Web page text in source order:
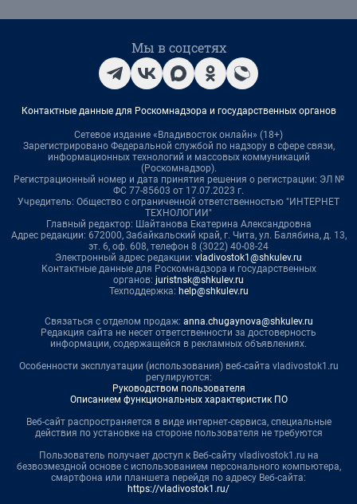
Мы в соцсетях
Контактные данные для Роскомнадзора и государственных органов
Сетевое издание «Владивосток онлайн» (18+)
Зарегистрировано Федеральной службой по надзору в сфере связи,
информационных технологий и массовых коммуникаций
(Роскомнадзор).
Регистрационный номер и дата принятия решения о регистрации: ЭЛ №
ФС 77-85603 от 17.07.2023 г.
Учредитель: Общество с ограниченной ответственностью "ИНТЕРНЕТ
ТЕХНОЛОГИИ"
Главный редактор: Шайтанова Екатерина Александровна
Адрес редакции: 672000, Забайкальский край, г. Чита, ул. Балябина, д. 13,
эт. 6, оф. 608, телефон 8 (3022) 40-08-24
Электронный адрес редакции: vladivostok1@shkulev.ru
Контактные данные для Роскомнадзора и государственных
органов: juristnsk@shkulev.ru
Техподдержка: help@shkulev.ru
Связаться с отделом продаж: anna.chugaynova@shkulev.ru
Редакция сайта не несет ответственности за достоверность
информации, содержащейся в рекламных объявлениях.
Особенности эксплуатации (использования) веб-сайта vladivostok1.ru
регулируются:
Руководством пользователя
Описанием функциональных характеристик ПО
Веб-сайт распространяется в виде интернет-сервиса, специальные
действия по установке на стороне пользователя не требуются
Пользователь получает доступ к Веб-сайту vladivostok1.ru на
безвозмездной основе с использованием персонального компьютера,
смартфона или планшета перейдя по адресу Веб-сайта:
https://vladivostok1.ru/